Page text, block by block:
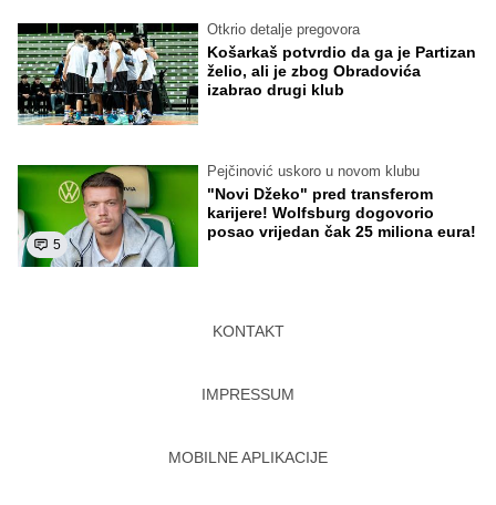
Otkrio detalje pregovora
Košarkaš potvrdio da ga je Partizan
želio, ali je zbog Obradovića
izabrao drugi klub
5
Pejčinović uskoro u novom klubu
"Novi Džeko" pred transferom
karijere! Wolfsburg dogovorio
posao vrijedan čak 25 miliona eura!
KONTAKT
IMPRESSUM
MOBILNE APLIKACIJE